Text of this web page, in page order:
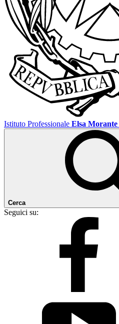
Istituto Professionale Elsa Morante
Cerca
Seguici su: